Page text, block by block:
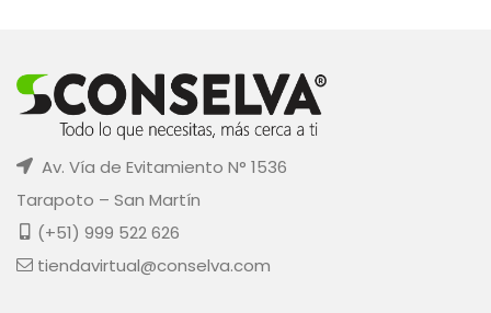
Av. Vía de Evitamiento N° 1536
Tarapoto – San Martín
(+51) 999 522 626
tiendavirtual@conselva.com